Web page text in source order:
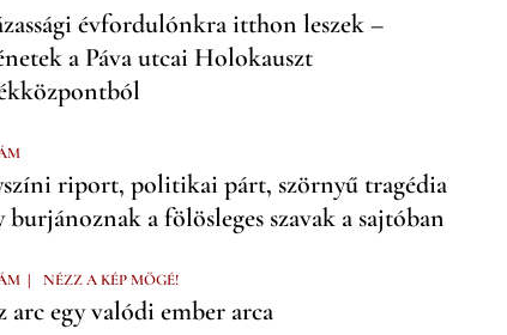
évfordulónkra itthon leszek –
a Páva utcai Holokauszt
riport, politikai párt, szörnyű tragédia
burjánoznak a fölösleges szavak a sajtóban
| NÉZZ A KÉP MÖGÉ!
arc egy valódi ember arca